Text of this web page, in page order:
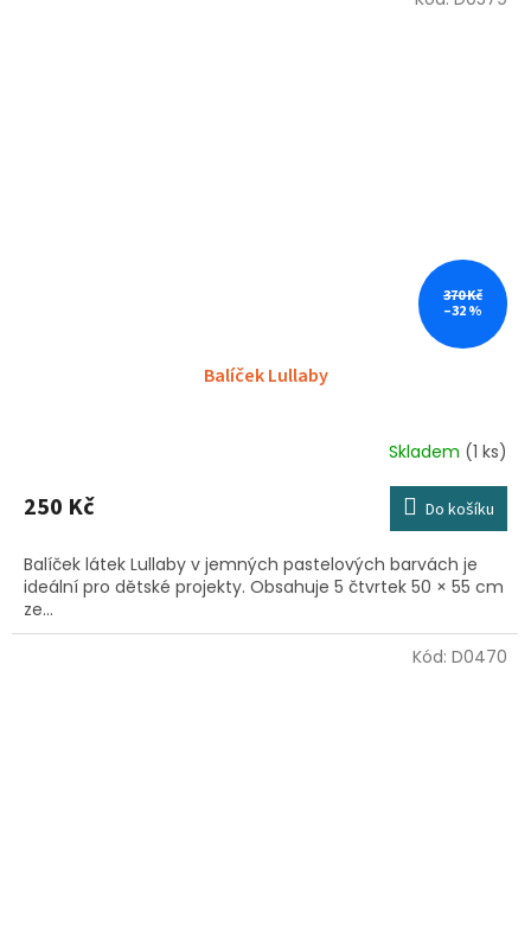
370 Kč
–32 %
Balíček Lullaby
Skladem (1 ks)
250 Kč Do košíku
Balíček látek Lullaby v jemných pastelových barvách je
ideální pro dětské projekty. Obsahuje 5 čtvrtek 50 × 55 cm
ze...
Kód: D0470